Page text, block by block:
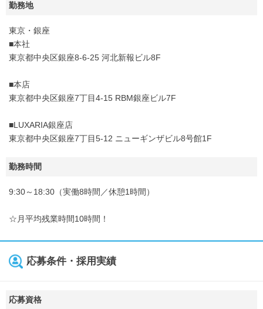
勤務地
東京・銀座
■本社
東京都中央区銀座8-6-25 河北新報ビル8F
■本店
東京都中央区銀座7丁目4-15 RBM銀座ビル7F
■LUXARIA銀座店
東京都中央区銀座7丁目5-12 ニューギンザビル8号館1F
勤務時間
9:30～18:30（実働8時間／休憩1時間）
☆月平均残業時間10時間！
応募条件・採用実績
応募資格